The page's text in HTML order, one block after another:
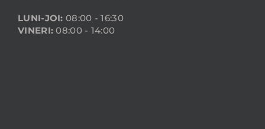
LUNI-JOI: 08:00 - 16:30
VINERI: 08:00 - 14:00